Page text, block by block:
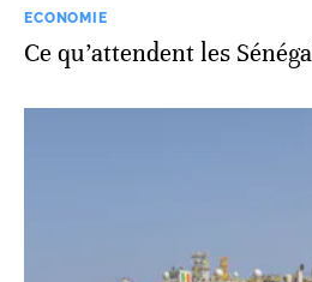
ECONOMIE
Ce qu’attendent les